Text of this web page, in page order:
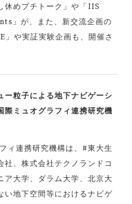
休めプチトーク」や「IIS
」が、また、新交流企画の
や実証実験企画も、開催さ
ー粒子による地下ナビゲーシ
際ミュオグラフィ連携研究機
ィ連携研究機構は、#東大生
社、株式会社テクノランドコ
ア大学、ダラム大学、北京大
い地下空間等におけるナビゲ